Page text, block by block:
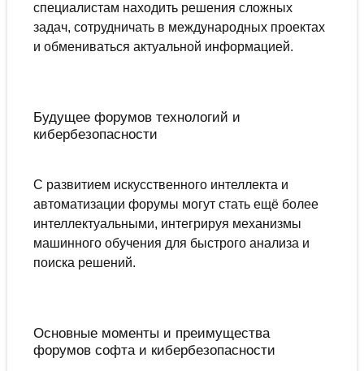
специалистам находить решения сложных
задач, сотрудничать в международных проектах
и обмениваться актуальной информацией.
Будущее форумов технологий и
кибербезопасности
С развитием искусственного интеллекта и
автоматизации форумы могут стать ещё более
интеллектуальными, интегрируя механизмы
машинного обучения для быстрого анализа и
поиска решений.
Основные моменты и преимущества
форумов софта и кибербезопасности